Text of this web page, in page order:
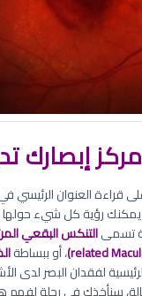
إبصارك
قراءة العنوان الرئيسي
يمكنك رؤية كل شيء
تسمى
related، أو ببساطة
لفقدان البصر